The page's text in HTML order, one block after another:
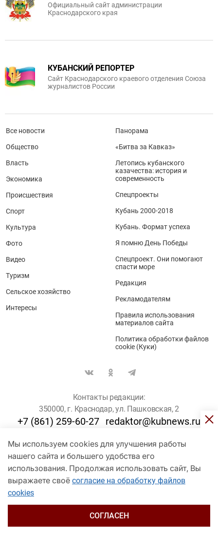
Мы используем cookies для улучшения работы
нашего сайта и большего удобства его
использования. Продолжая использовать сайт, Вы
выражаете своё согласие на обработку файлов
cookies
СОГЛАСЕН
Официальный сайт администрации
Краснодарского края
КУБАНСКИЙ РЕПОРТЕР
Сайт Краснодарского краевого отделения Союза
журналистов России
Все новости
Общество
Власть
Экономика
Происшествия
Спорт
Культура
Фото
Видео
Туризм
Сельское хозяйство
Интересы
Панорама
«Битва за Кавказ»
Летопись кубанского
казачества: история и
современность
Спецпроекты
Кубань 2000-2018
Кубань. Формат успеха
Я помню День Победы
Спецпроект. Они помогают
спасти море
Редакция
Рекламодателям
Правила использования
материалов сайта
Политика обработки файлов
cookie (Куки)
Контакты редакции:
350000, г. Краснодар, ул. Пашковская, 2
+7 (861) 259-60-27 redaktor@kubnews.ru
Для пользователей старше 16 лет
© Кубанские Новости, 2017
Сетевое издание «kubnews» зарегистрировано Федеральной
службой по надзору в сфере связи, информационных технологий
и массовых коммуникаций (Роскомнадзор). Регистрационный
Пашковская, 2). Главный редактор – Филиппов О. Ю.